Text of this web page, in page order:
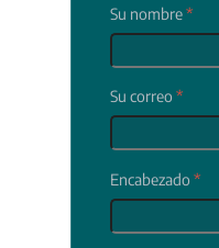
Su nombre*
Su correo *
Encabezado *